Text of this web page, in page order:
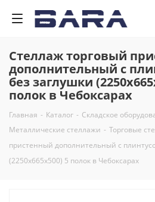
Стеллаж торговый
дополнительный с
без заглушки
полок в Чебоксарах
Главная - Каталог - Складское
Металлические стеллажи - Торговые
пристенный дополнительный с
(2250x665x500) 5 полок в Чебоксарах